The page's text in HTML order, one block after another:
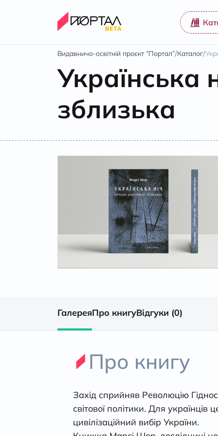
Видавничо-освітній проєкт “Портал”/Каталог/
Українська
зблизька
ГалереяПро книгуВідгуки (0)
Про книгу
Захід сприйняв Революцію
світової політики. Для
цивілізаційний вибір України.